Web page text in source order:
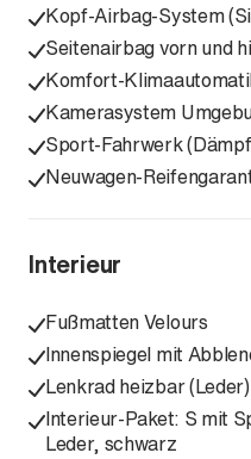
Kopf-Airbag-System
Seitenairbag vorn und
Komfort-
Kamerasystem
Sport-Fahrwerk
Neuwagen-
Interieur
Fußmatten Velours
Innenspiegel mit
Lenkrad heizbar (Leder)
Interieur-Paket: S mit
Leder, schwarz